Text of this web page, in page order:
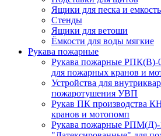
Ящики для песка и
Стенды
Ящики для ветоши
Ёмкости для воды мягкие
Рукава пожарные
Рукава пожарные
для пожарных кранов и
Устройства для
пожаротушения УВП
Рукав ПК производства
кранов и мотопомп
Рукава пожарные